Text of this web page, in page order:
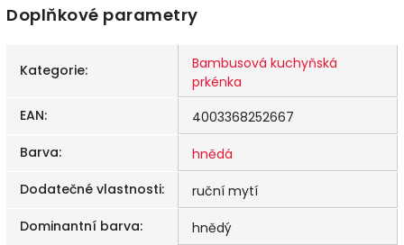
Doplňkové parametry
Kategorie:
Bambusová kuchyňská
prkénka
EAN:
4003368252667
Barva:
hnědá
Dodatečné vlastnosti:
ruční mytí
Dominantní barva: hnědý